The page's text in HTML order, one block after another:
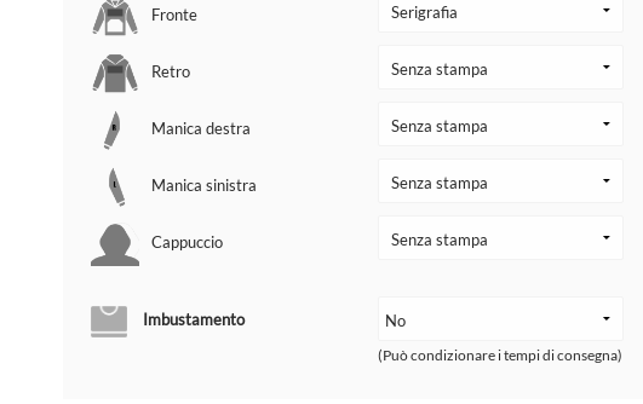
Fronte
Retro
Manica destra
Manica sinistra
Cappuccio
Imbustamento
(Può condizionare i tempi di consegna)